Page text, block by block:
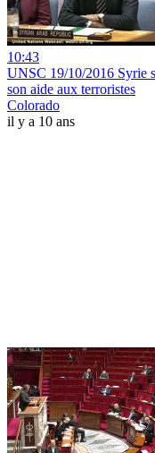
10:43
UNSC 19/10/2016 Syrie
son aide aux terroristes
Colorado
il y a 10 ans